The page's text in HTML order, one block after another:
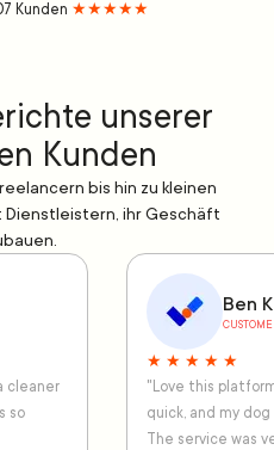
Kunden ★★★★★
unserer
Kunden
bis hin zu kleinen
ihr Geschäft
cleaner
so
Ben
★ ★ ★ ★ ★
"Love this
quick, and my
The service was